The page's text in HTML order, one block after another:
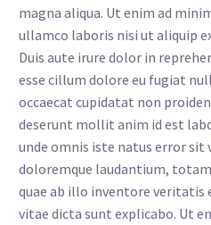
magna aliqua. Ut enim ad
ullamco laboris nisi ut aliquip
Duis aute irure dolor in
esse cillum dolore eu fugiat
occaecat cupidatat non
deserunt mollit anim id est
unde omnis iste natus error
doloremque laudantium,
quae ab illo inventore veritatis
vitae dicta sunt explicabo. Ut